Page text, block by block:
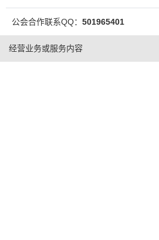
公会合作联系QQ： 501965401
经营业务或服务内容